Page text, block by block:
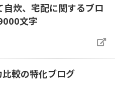
自炊、宅配に関するブロ
文字
較の特化ブログ